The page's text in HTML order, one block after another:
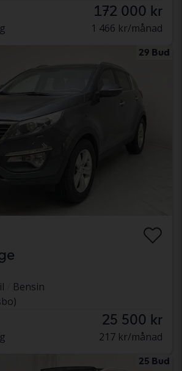
172 000 kr
1 466 kr/månad
29 Bud
Bensin
25 500 kr
217 kr/månad
25 Bud